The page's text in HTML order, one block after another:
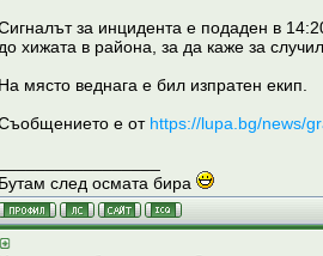
за инцидента е подаден в
до хижата в района, за да каже за
На място веднага е бил изпратен екип.
е от https://lupa.bg/news/
Бутам след осмата бира